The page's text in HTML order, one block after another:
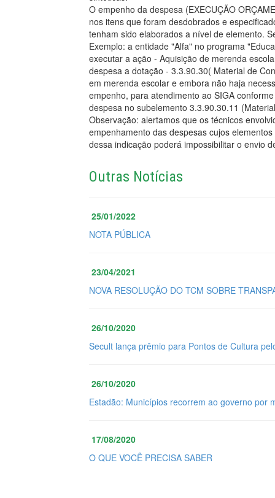
O empenho da despesa (EXECUÇÃO
nos itens que foram desdobrados e
tenham sido elaborados a nível de elemento.
Exemplo: a entidade "Alfa" no programa
executar a ação - Aquisição de merenda
despesa a dotação - 3.3.90.30( Material de
em merenda escolar e embora não haja
empenho, para atendimento ao SIGA
despesa no subelemento 3.3.90.30.11
Observação: alertamos que os técnicos
empenhamento das despesas cujos
dessa indicação poderá impossibilitar o envio
Outras Notícias
25/01/2022
NOTA PÚBLICA
23/04/2021
NOVA RESOLUÇÃO DO TCM SOBRE
26/10/2020
Secult lança prêmio para Pontos de Cultura
26/10/2020
Estadão: Municípios recorrem ao governo por
17/08/2020
O QUE VOCÊ PRECISA SABER